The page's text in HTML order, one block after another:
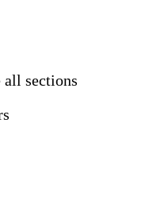
all sections